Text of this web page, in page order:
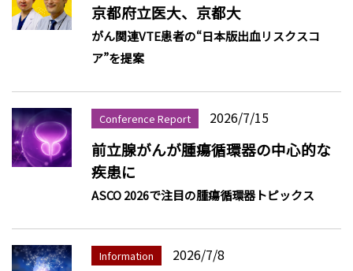
京都府立医大、京都大
がん関連VTE患者の“日本版出血リスクスコ
ア”を提案
Conference Report 2026/7/15
前立腺がんが腫瘍循環器の中心的な
疾患に
ASCO 2026で注目の腫瘍循環器トピックス
Information 2026/7/8